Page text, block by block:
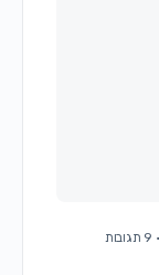
9 תגובות